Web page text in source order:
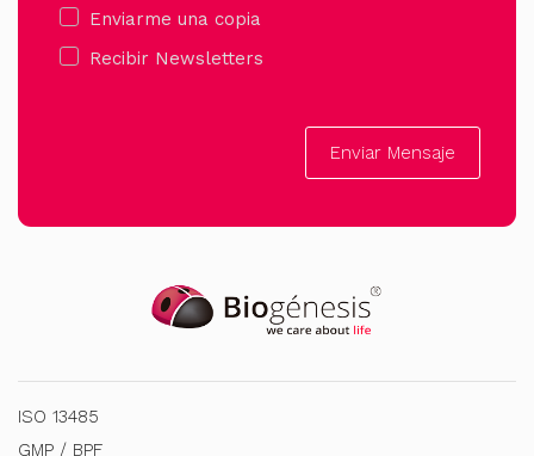
Enviarme una copia
Recibir Newsletters
Enviar Mensaje
ISO 13485
GMP / BPF